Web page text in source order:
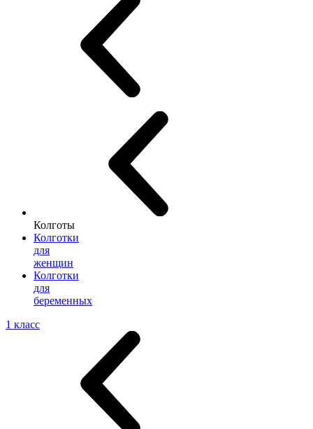
Колготы
Колготки
для
женщин
Колготки
для
беременных
1 класс